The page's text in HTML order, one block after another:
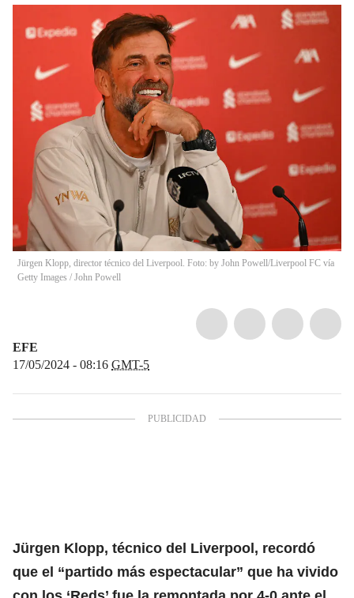
Jürgen Klopp, director técnico del Liverpool. Foto: by John Powell/Liverpool FC vía
Getty Images / John Powell
EFE
17/05/2024 - 08:16 GMT-5
Jürgen Klopp, técnico del Liverpool, recordó
que el “partido más espectacular” que ha vivido